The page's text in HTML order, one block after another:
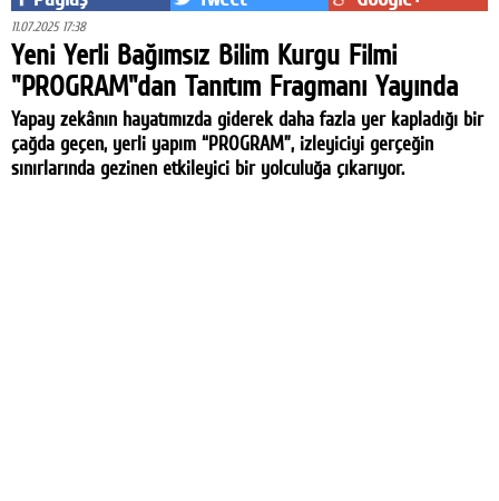
11.07.2025 17:38
Yeni Yerli Bağımsız Bilim Kurgu Filmi
"PROGRAM"dan Tanıtım Fragmanı Yayında
Yapay zekânın hayatımızda giderek daha fazla yer kapladığı bir
çağda geçen, yerli yapım “PROGRAM”, izleyiciyi gerçeğin
sınırlarında gezinen etkileyici bir yolculuğa çıkarıyor.